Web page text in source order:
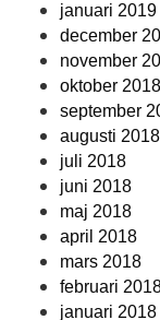
januari 2019
december
november
oktober 2018
september
augusti 2018
juli 2018
juni 2018
maj 2018
april 2018
mars 2018
februari
januari 2018